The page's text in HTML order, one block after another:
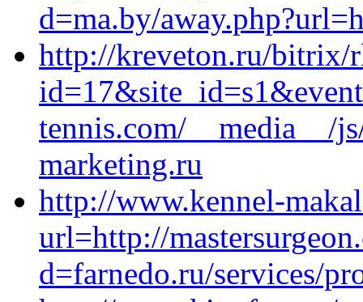
d=ma.by/
http://kreveton.ru/bitrix/
tennis.com/__media__/
marketing.ru
http://www.kennel-
url=http://
d=farnedo.ru/services/